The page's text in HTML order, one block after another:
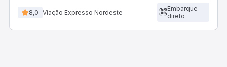
8,0 Viação Expresso Nordeste
Embarque
direto